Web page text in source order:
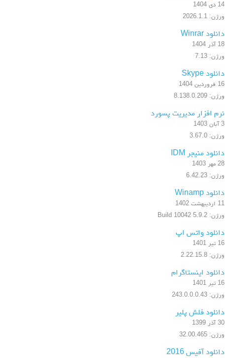
14 دی 1404
ورژن: 2026.1.1
دانلود Winrar
18 آذر 1404
ورژن: 7.13
دانلود Skype
16 فروردین 1404
ورژن: 8.138.0.209
نرم افزار مدیریت پسورد
3 آبان 1403
ورژن: 3.67.0
دانلود منیجر IDM
28 مهر 1403
ورژن: 6.42.23
دانلود Winamp
11 اردیبهشت 1402
ورژن: 5.9.2 Build 10042
دانلود واتس اپ
16 تیر 1401
ورژن: 2.22.15.8
دانلود اینستاگرام
16 تیر 1401
ورژن: 243.0.0.0.43
دانلود فلش پلیر
30 آذر 1399
ورژن: 32.00.465
دانلود آفیس 2016